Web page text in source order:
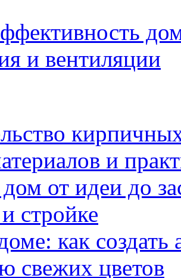
и вентиляции
и
от идеи до
стройке
как
свежих цветов